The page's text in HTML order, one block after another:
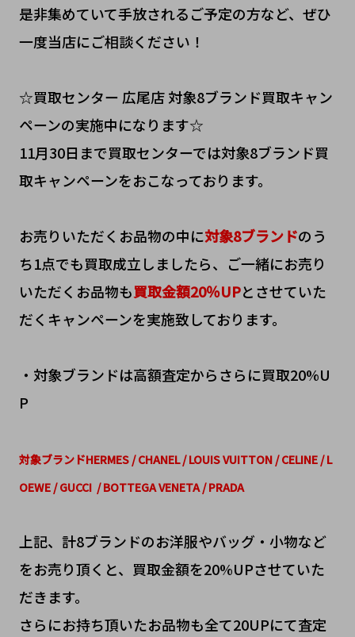
是非集めていて手放されるご予定の方など、ぜひ
一度当店にご相談ください！
☆買取センター 広尾店 対象8ブランド買取キャン
ペーンの実施中になります☆
11月30日まで買取センターでは対象8ブランド買
取キャンペーンをおこなっております。
お売りいただくお品物の中に対象8ブランドのう
ち1点でも買取成立しましたら、ご一緒にお売り
いただくお品物も買取金額20％UPとさせていた
だくキャンペーンを実施致しております。
・対象ブランドは高額査定からさらに買取20%U
P
対象ブランドHERMES / CHANEL / LOUIS VUITTON / CELINE / L
OEWE / GUCCI / BOTTEGA VENETA / PRADA
上記、計8ブランドのお洋服やバッグ・小物など
をお売り頂くと、買取金額を20%UPさせていた
だきます。
さらにお持ち頂いたお品物も全て20UPにて査定